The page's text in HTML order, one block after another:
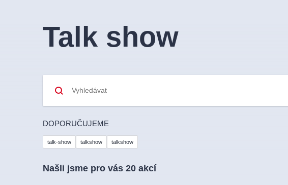
Talk show
DOPORUČUJEME
talk-show talkshow talkshow
Našli jsme pro vás 20 akcí
Nejnavštěvovanější
zámeklemberk doporučujeme dfxs